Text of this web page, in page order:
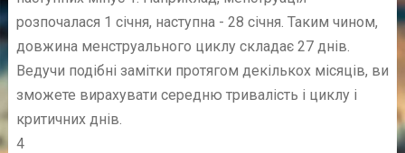
розпочалася 1 січня, наступна - 28 січня. Таким чином,
довжина менструального циклу складає 27 днів.
Ведучи подібні замітки протягом декількох місяців, ви
зможете вирахувати середню тривалість і циклу і
критичних днів.
4